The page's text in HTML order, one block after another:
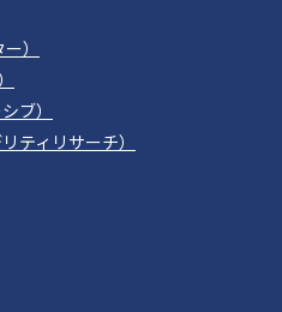
）
ブ）
ティリサーチ）